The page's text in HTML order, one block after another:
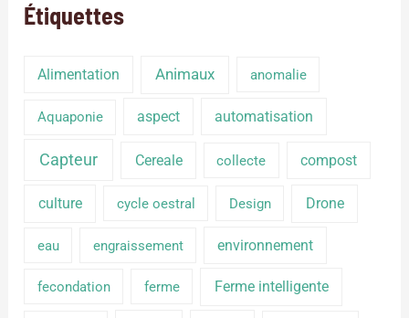
Étiquettes
Alimentation Animaux anomalie
Aquaponie aspect automatisation
Capteur Cereale collecte compost
culture cycle oestral Design Drone
eau engraissement environnement
fecondation ferme Ferme intelligente